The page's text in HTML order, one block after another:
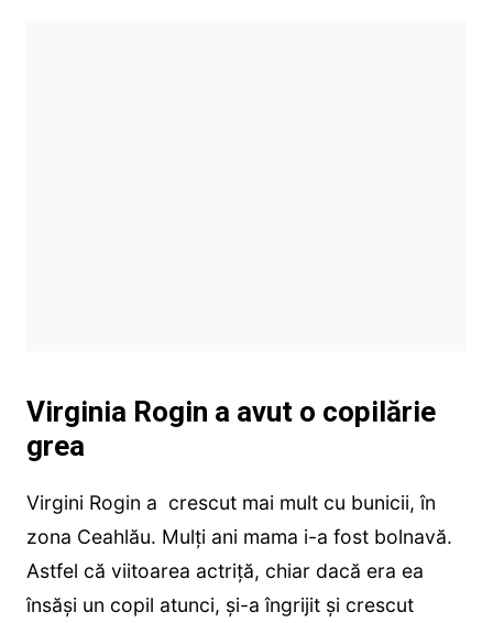
Virginia Rogin a avut o copilărie
grea
Virgini Rogin a crescut mai mult cu bunicii, în
zona Ceahlău. Mulți ani mama i-a fost bolnavă.
Astfel că viitoarea actriță, chiar dacă era ea
însăși un copil atunci, și-a îngrijit și crescut